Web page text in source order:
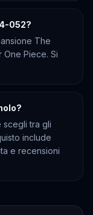
052?
The
One Piece. Si
scegli tra gli
include
e recensioni